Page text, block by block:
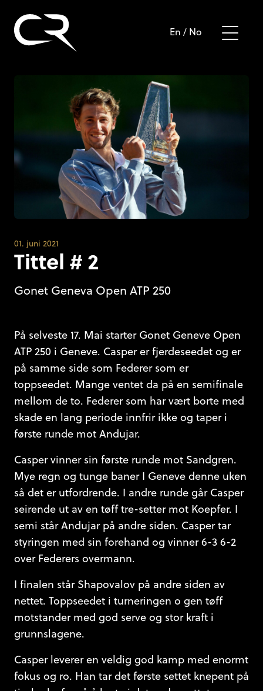
En / No
01. juni 2021
Tittel # 2
Gonet Geneva Open ATP 250
På selveste 17. Mai starter Gonet Geneve Open
ATP 250 i Geneve. Casper er fjerdeseedet og er
på samme side som Federer som er
toppseedet. Mange ventet da på en semifinale
mellom de to. Federer som har vært borte med
skade en lang periode innfrir ikke og taper i
første runde mot Andujar.
Casper vinner sin første runde mot Sandgren.
Mye regn og tunge baner I Geneve denne uken
så det er utfordrende. I andre runde går Casper
seirende ut av en tøff tre-setter mot Koepfer. I
semi står Andujar på andre siden. Casper tar
styringen med sin forehand og vinner 6-3 6-2
over Federers overmann.
I finalen står Shapovalov på andre siden av
nettet. Toppseedet i turneringen o gen tøff
motstander med god serve og stor kraft i
grunnslagene.
Casper leverer en veldig god kamp med enormt
fokus og ro. Han tar det første settet knepent på